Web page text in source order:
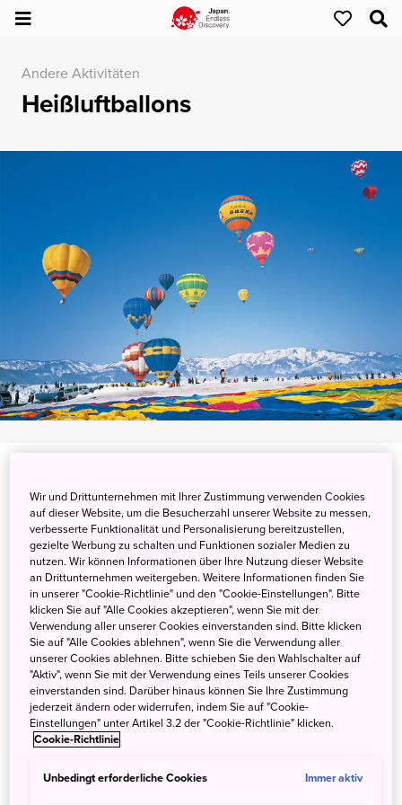
Andere Aktivitäten
Heißluftballons
Winterlicher Ausflug im
Heißluftballon
Erleben Sie den Schnee von oben in einem
Heißluftballon. Der Winter ist die beste Zeit für eine
Ballonfahrt, da die Windverhältnisse in der Regel stabiler
sind. Außerdem ist er die einzige Jahreszeit, in der man
die umliegende Landschaft unter einer Schneedecke
sehen kann.
angeboten, aber ein erwähnenswerter Ort ist Furano in
Wir und Drittunternehmen mit Ihrer Zustimmung verwenden Cookies
auf dieser Website, um die Besucherzahl unserer Website zu messen,
verbesserte Funktionalität und Personalisierung bereitzustellen,
gezielte Werbung zu schalten und Funktionen sozialer Medien zu
nutzen. Wir können Informationen über Ihre Nutzung dieser Website
an Drittunternehmen weitergeben. Weitere Informationen finden Sie
in unserer "Cookie-Richtlinie" und den "Cookie-Einstellungen". Bitte
klicken Sie auf "Alle Cookies akzeptieren", wenn Sie mit der
Verwendung aller unserer Cookies einverstanden sind. Bitte klicken
Sie auf "Alle Cookies ablehnen", wenn Sie die Verwendung aller
unserer Cookies ablehnen. Bitte schieben Sie den Wahlschalter auf
"Aktiv", wenn Sie mit der Verwendung eines Teils unserer Cookies
einverstanden sind. Darüber hinaus können Sie Ihre Zustimmung
jederzeit ändern oder widerrufen, indem Sie auf "Cookie-
Einstellungen" unter Artikel 3.2 der "Cookie-Richtlinie" klicken.
Cookie-Richtlinie
Unbedingt erforderliche Cookies Immer aktiv